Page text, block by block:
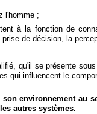
l'homme ;
à la fonction de
de décision, la
qu'il se présente
qui influencent le
environnement au
autres systèmes.